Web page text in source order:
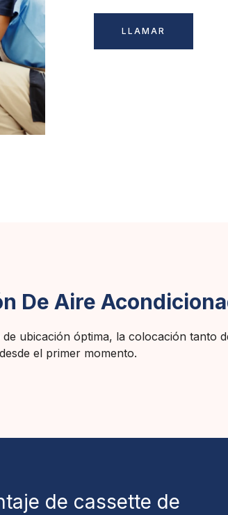
LLAMAR
De Aire
ubicación óptima, la colocación tanto
el primer momento.
de cassette de